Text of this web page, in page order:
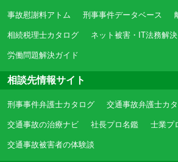
事故慰謝料アトム 刑事事件データベース
相続税理士カタログ ネット被害・IT法務解
労働問題解決ガイド
相談先情報サイト
刑事事件弁護士カタログ 交通事故弁護士カ
交通事故の治療ナビ 社長プロ名鑑 士業プ
交通事故被害者の体験談